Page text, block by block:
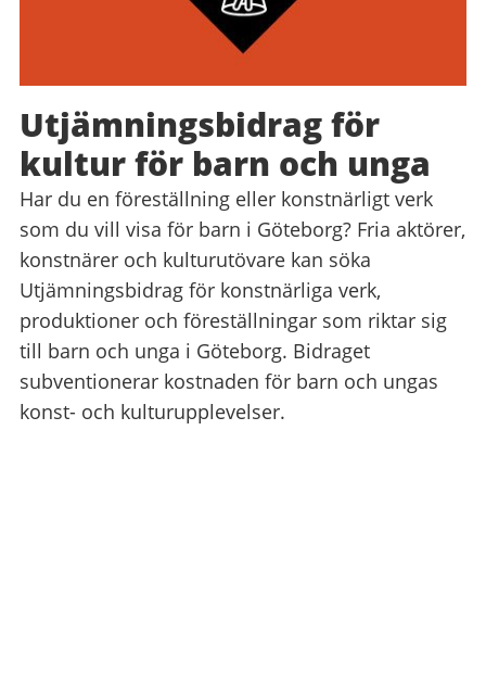
Utjämningsbidrag för
kultur för barn och unga
Har du en föreställning eller konstnärligt verk
som du vill visa för barn i Göteborg? Fria aktörer,
konstnärer och kulturutövare kan söka
Utjämningsbidrag för konstnärliga verk,
produktioner och föreställningar som riktar sig
till barn och unga i Göteborg. Bidraget
subventionerar kostnaden för barn och ungas
konst- och kulturupplevelser.